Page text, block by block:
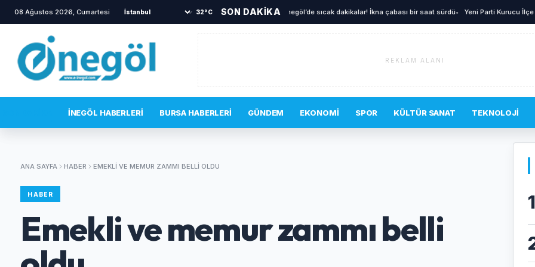
08 Ağustos 2026, Cumartesi 32°C SON DAKİKA
• Yanına gelen sincabı elleriyle besledi• İnegöl’de sıcak dakikalar! İkna çabası bir saat sürdü• Yeni Parti Kurucu İlçe
REKLAM ALANI
İNEGÖL HABERLERI BURSA HABERLERI GÜNDEM EKONOMI SPOR KÜLTÜR SANAT TEKNOLOJI
ANA SAYFA HABER EMEKLI VE MEMUR ZAMMI BELLI OLDU
HABER
Emekli ve memur zammı belli
1